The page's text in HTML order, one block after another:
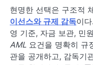
현명한 선택은 구조적
이선스와 규제 감독이
영 기준, 자금 보관, 민
AML 요건을 명확히 규
관을 공개하고, 감독기